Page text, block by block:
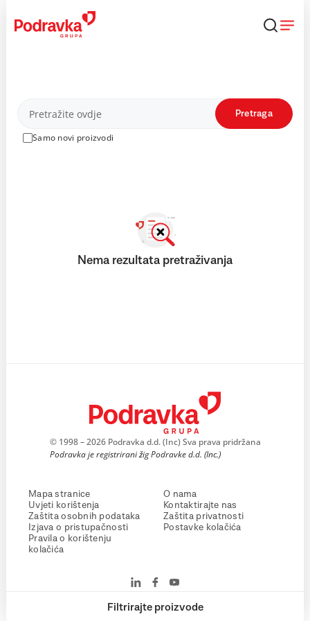
content
Proizvodi
Samo novi proizvodi
Pretraga
Filtrirajte proizvode
Nema rezultata pretraživanja
© 1998 – 2026 Podravka d.d. (Inc) Sva prava pridržana
Podravka je registrirani žig Podravke d.d. (Inc.)
Mapa stranice
Uvjeti korištenja
Zaštita osobnih podataka
Izjava o pristupačnosti
Pravila o korištenju
kolačića
O nama
Kontaktirajte nas
Zaštita privatnosti
Postavke kolačića